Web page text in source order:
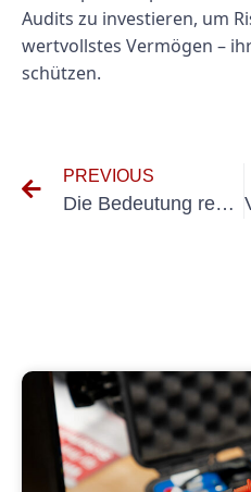
Audits zu investieren, um
wertvollstes Vermögen –
schützen.
PREVIOUS
Die Bedeutung regelmäßiger elektrischer Inspektionen: Geniederkehrende Elektrouberprüfung verstehen